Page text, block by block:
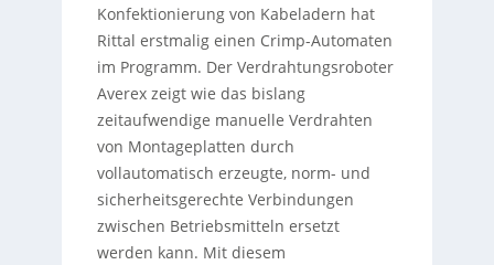
Konfektionierung von Kabeladern hat
Rittal erstmalig einen Crimp-Automaten
im Programm. Der Verdrahtungsroboter
Averex zeigt wie das bislang
zeitaufwendige manuelle Verdrahten
von Montageplatten durch
vollautomatisch erzeugte, norm- und
sicherheitsgerechte Verbindungen
zwischen Betriebsmitteln ersetzt
werden kann. Mit diesem